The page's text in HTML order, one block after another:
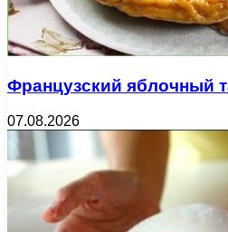
Французский яблочный
07.08.2026